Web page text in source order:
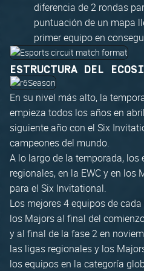
diferencia de 2 rondas
puntuación de un mapa
primer equipo en
ESTRUCTURA DEL
En su nivel más alto, la
empieza todos los años en
siguiente año con el Six
campeones del mundo.
A lo largo de la temporada,
regionales, en la EWC y en los
para el Six Invitational.
Los mejores 4 equipos de
los Majors al final del
y al final de la fase 2 en
las ligas regionales y los
los equipos en la categoría